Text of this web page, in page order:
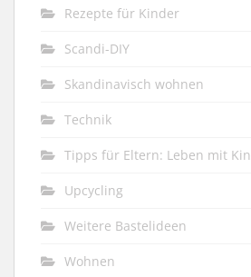
Rezepte für Kinder
Scandi-DIY
Skandinavisch wohnen
Technik
Tipps für Eltern: Leben mit
Upcycling
Weitere Bastelideen
Wohnen